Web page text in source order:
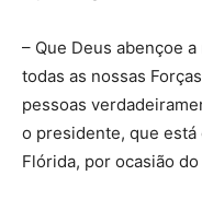
– Que Deus abençoe
todas as nossas
pessoas
o presidente, que
Flórida, por ocasião